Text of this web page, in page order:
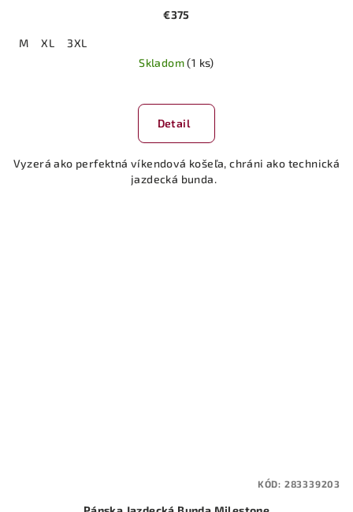
€375
M XL
3XL
Skladom(1 ks)
Detail
Vyzerá ako perfektná víkendová košeľa, chráni ako technická
jazdecká bunda.
KÓD: 283339203